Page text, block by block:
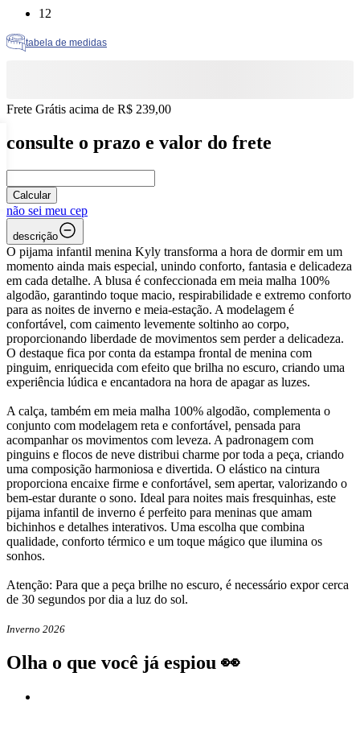
Tamanho: 12
12
tabela de medidas
Frete Grátis acima de R$ 239,00
consulte o prazo e valor do frete
Calcular
não sei meu cep
descrição
O pijama infantil menina Kyly transforma a hora de dormir em um
momento ainda mais especial, unindo conforto, fantasia e delicadeza
em cada detalhe. A blusa é confeccionada em meia malha 100%
algodão, garantindo toque macio, respirabilidade e extremo conforto
para as noites de inverno e meia-estação. A modelagem é
confortável, com caimento levemente soltinho ao corpo,
proporcionando liberdade de movimentos sem perder a delicadeza.
O destaque fica por conta da estampa frontal de menina com
pinguim, enriquecida com efeito que brilha no escuro, criando uma
experiência lúdica e encantadora na hora de apagar as luzes.
A calça, também em meia malha 100% algodão, complementa o
conjunto com modelagem reta e confortável, pensada para
acompanhar os movimentos com leveza. A padronagem com
pinguins e flocos de neve distribui charme por toda a peça, criando
uma composição harmoniosa e divertida. O elástico na cintura
proporciona encaixe firme e confortável, sem apertar, valorizando o
bem-estar durante o sono. Ideal para noites mais fresquinhas, este
pijama infantil de inverno é perfeito para meninas que amam
bichinhos e detalhes interativos. Uma escolha que combina
qualidade, conforto térmico e um toque mágico que ilumina os
sonhos.
Atenção: Para que a peça brilhe no escuro, é necessário expor cerca
de 30 segundos por dia a luz do sol.
Inverno 2026
Olha o que você já espiou 👀